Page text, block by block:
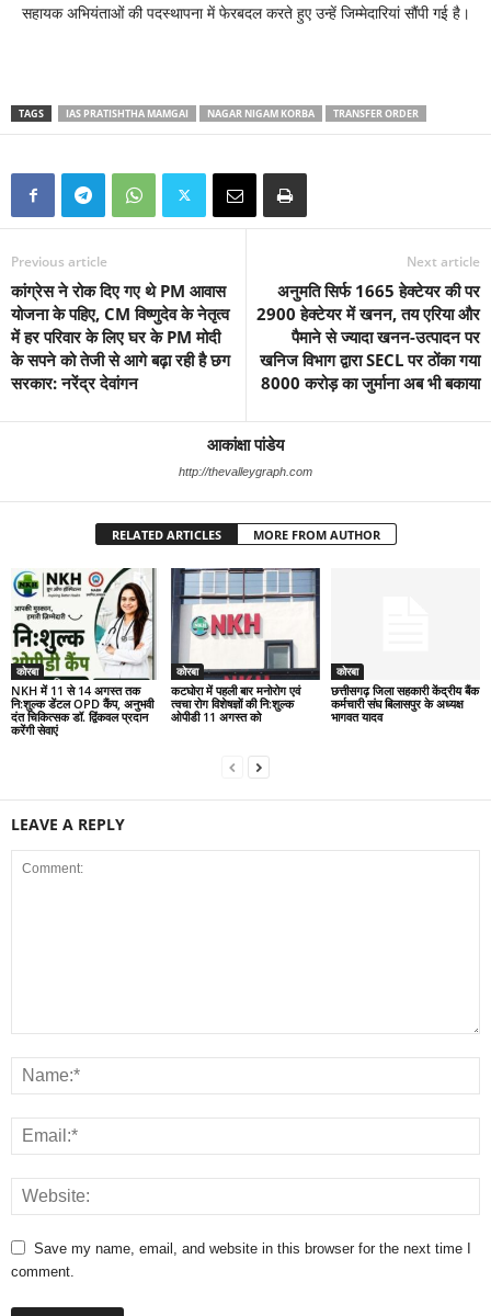
सहायक अभियंताओं की पदस्थापना में फेरबदल करते हुए उन्हें जिम्मेदारियां सौंपी गई है।
TAGS IAS PRATISHTHA MAMGAI NAGAR NIGAM KORBA TRANSFER ORDER
Previous article
कांग्रेस ने रोक दिए गए थे PM आवास
योजना के पहिए, CM विष्णुदेव के नेतृत्व
में हर परिवार के लिए घर के PM मोदी
के सपने को तेजी से आगे बढ़ा रही है छग
सरकार: नरेंद्र देवांगन
Next article
अनुमति सिर्फ 1665 हेक्टेयर की पर
2900 हेक्टेयर में खनन, तय एरिया और
पैमाने से ज्यादा खनन-उत्पादन पर
खनिज विभाग द्वारा SECL पर ठोंका गया
8000 करोड़ का जुर्माना अब भी बकाया
आकांक्षा पांडेय
http://thevalleygraph.com
RELATED ARTICLES MORE FROM AUTHOR
कोरबा
NKH में 11 से 14 अगस्त तक
नि:शुल्क डेंटल OPD कैंप, अनुभवी
दंत चिकित्सक डॉ. द्विंकवल प्रदान
करेंगी सेवाएं
कोरबा
कटघोरा में पहली बार मनोरोग एवं
त्वचा रोग विशेषज्ञों की नि:शुल्क
ओपीडी 11 अगस्त को
कोरबा
छत्तीसगढ़ जिला सहकारी केंद्रीय बैंक
कर्मचारी संघ बिलासपुर के अध्यक्ष
भागवत यादव
LEAVE A REPLY
Save my name, email, and website in this browser for the next time I
comment.